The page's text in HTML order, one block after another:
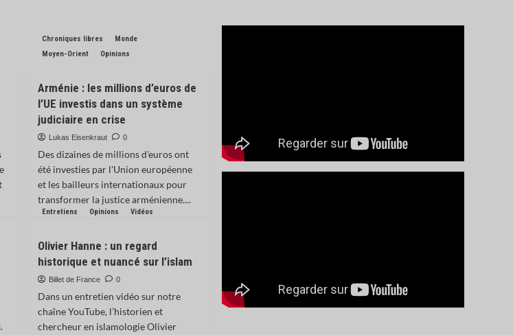
Chroniques libres
Monde
Moyen-Orient
Opinions
Arménie : les millions d’euros de
l’UE investis dans un système
judiciaire en crise
Lukas Eisenkraut 0
Des dizaines de millions d'euros ont
été investies par l'Union européenne
et les bailleurs internationaux pour
transformer la justice arménienne....
Entretiens Opinions Vidéos
Olivier Hanne : un regard
historique et nuancé sur l’islam
Billet de France 0
Dans un entretien vidéo sur notre
chaîne YouTube, l’historien et
chercheur en islamologie Olivier